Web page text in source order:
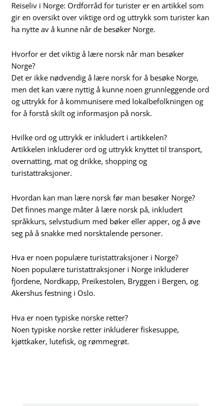
Reiseliv i Norge: Ordforråd for turister er en artikkel som
gir en oversikt over viktige ord og uttrykk som turister kan
ha nytte av å kunne når de besøker Norge.
Hvorfor er det viktig å lære norsk når man besøker
Norge?
Det er ikke nødvendig å lære norsk for å besøke Norge,
men det kan være nyttig å kunne noen grunnleggende ord
og uttrykk for å kommunisere med lokalbefolkningen og
for å forstå skilt og informasjon på norsk.
Hvilke ord og uttrykk er inkludert i artikkelen?
Artikkelen inkluderer ord og uttrykk knyttet til transport,
overnatting, mat og drikke, shopping og
turistattraksjoner.
Hvordan kan man lære norsk før man besøker Norge?
Det finnes mange måter å lære norsk på, inkludert
språkkurs, selvstudium med bøker eller apper, og å øve
seg på å snakke med norsktalende personer.
Hva er noen populære turistattraksjoner i Norge?
Noen populære turistattraksjoner i Norge inkluderer
fjordene, Nordkapp, Preikestolen, Bryggen i Bergen, og
Akershus festning i Oslo.
Hva er noen typiske norske retter?
Noen typiske norske retter inkluderer fiskesuppe,
kjøttkaker, lutefisk, og rømmegrøt.